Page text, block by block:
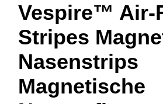
Vespire™ Air-
Stripes
Nasenstrips
Magnetische